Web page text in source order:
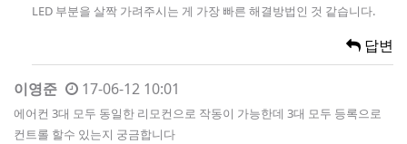
LED 부분을 살짝 가려주시는 게 가장 빠른 해결방법인 것 같습니다.
답변
이영준 17-06-12 10:01
에어컨 3대 모두 동일한 리모컨으로 작동이 가능한데 3대 모두 등록으로
컨트롤 할수 있는지 궁금합니다